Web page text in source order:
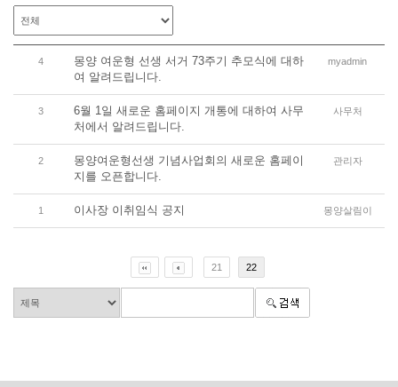
4
몽양 여운형 선생 서거 73주기 추모식에 대하
여 알려드립니다.
myadmin
3
6월 1일 새로운 홈페이지 개통에 대하여 사무
처에서 알려드립니다.
사무처
2
몽양여운형선생 기념사업회의 새로운 홈페이
지를 오픈합니다.
관리자
1 이사장 이취임식 공지 몽양살림이
21 22